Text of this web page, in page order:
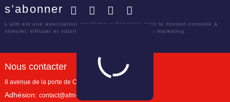
s’abonner
L'afm est une association académique française dont la mission consiste à
stimuler, diffuser et valoriser le savoir scientifique en marketing.
Nous contacter
8 avenue de la porte de Champerret
Adhésion: contact@afm-marketing.org